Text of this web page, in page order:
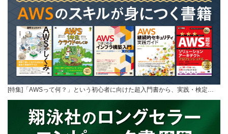
[特集]「AWSって何？」という初心者に向けた超入門書から、実践・検定…